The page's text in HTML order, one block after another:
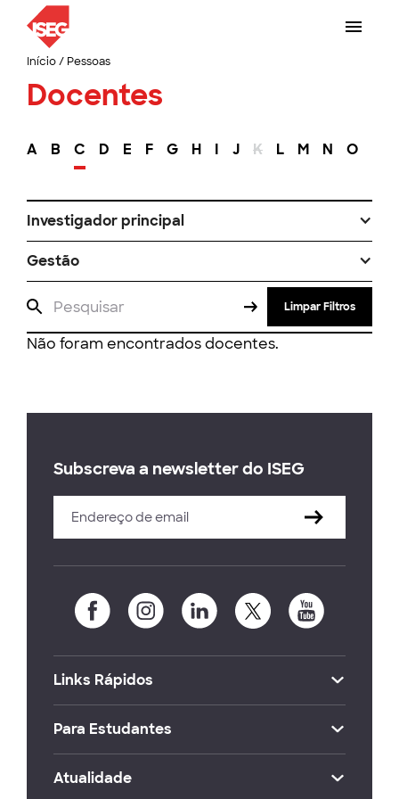
Início/ Pessoas
Docentes
A B C D E F G H I J K L M N O
Investigador principal
Gestão
Limpar Filtros
Não foram encontrados docentes.
Subscreva a newsletter do ISEG
Links Rápidos
Para Estudantes
Atualidade